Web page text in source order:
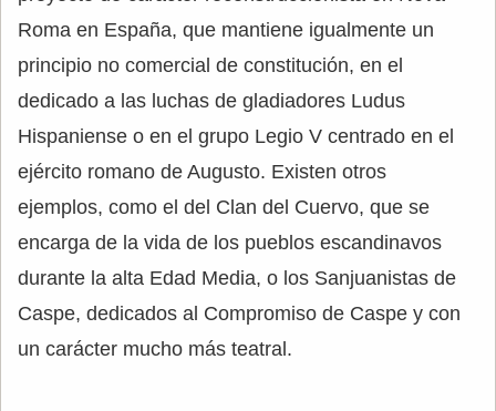
Roma en España, que mantiene igualmente un
principio no comercial de constitución, en el
dedicado a las luchas de gladiadores Ludus
Hispaniense o en el grupo Legio V centrado en el
ejército romano de Augusto. Existen otros
ejemplos, como el del Clan del Cuervo, que se
encarga de la vida de los pueblos escandinavos
durante la alta Edad Media, o los Sanjuanistas de
Caspe, dedicados al Compromiso de Caspe y con
un carácter mucho más teatral.